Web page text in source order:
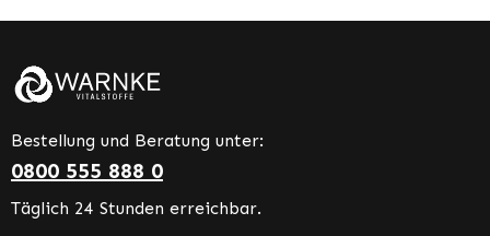
Bestellung und Beratung unter:
0800 555 888 0
Täglich 24 Stunden erreichbar.